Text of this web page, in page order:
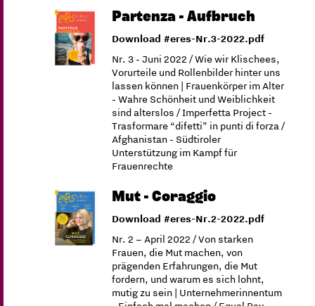
Partenza - Aufbruch
Download #eres-Nr.3-2022.pdf
Nr. 3 - Juni 2022 / Wie wir Klischees,
Vorurteile und Rollenbilder hinter uns
lassen können | Frauenkörper im Alter
- Wahre Schönheit und Weiblichkeit
sind alterslos / Imperfetta Project -
Trasformare “difetti” in punti di forza /
Afghanistan - Südtiroler
Unterstützung im Kampf für
Frauenrechte
Mut - Coraggio
Download #eres-Nr.2-2022.pdf
Nr. 2 – April 2022 / Von starken
Frauen, die Mut machen, von
prägenden Erfahrungen, die Mut
fordern, und warum es sich lohnt,
mutig zu sein | Unternehmerinnentum